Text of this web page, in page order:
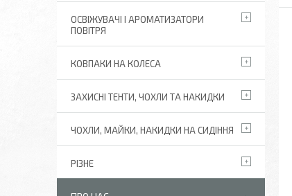
ОСВІЖУВАЧІ І АРОМАТИЗАТОРИ
ПОВІТРЯ
КОВПАКИ НА КОЛЕСА
ЗАХИСНІ ТЕНТИ, ЧОХЛИ ТА НАКИДКИ
ЧОХЛИ, МАЙКИ, НАКИДКИ НА СИДІННЯ
РІЗНЕ